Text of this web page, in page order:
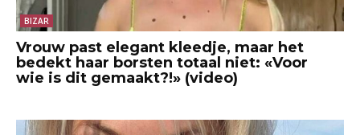
BIZAR
Vrouw past elegant kleedje, maar het
bedekt haar borsten totaal niet: «Voor
wie is dit gemaakt?!» (video)